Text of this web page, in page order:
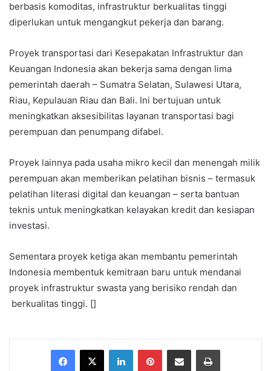
berbasis komoditas, infrastruktur berkualitas tinggi
diperlukan untuk mengangkut pekerja dan barang.
Proyek transportasi dari Kesepakatan Infrastruktur dan
Keuangan Indonesia akan bekerja sama dengan lima
pemerintah daerah – Sumatra Selatan, Sulawesi Utara,
Riau, Kepulauan Riau dan Bali. Ini bertujuan untuk
meningkatkan aksesibilitas layanan transportasi bagi
perempuan dan penumpang difabel.
Proyek lainnya pada usaha mikro kecil dan menengah milik
perempuan akan memberikan pelatihan bisnis – termasuk
pelatihan literasi digital dan keuangan – serta bantuan
teknis untuk meningkatkan kelayakan kredit dan kesiapan
investasi.
Sementara proyek ketiga akan membantu pemerintah
Indonesia membentuk kemitraan baru untuk mendanai
proyek infrastruktur swasta yang berisiko rendah dan
berkualitas tinggi. []
Facebook
X LinkedInPinterestShare via Email Print